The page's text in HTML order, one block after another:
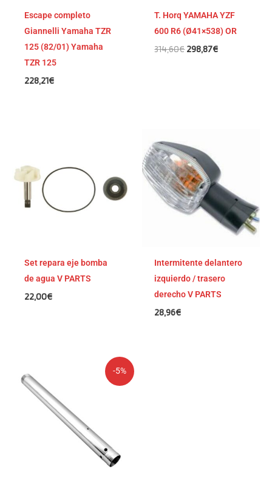
Escape completo
Giannelli Yamaha TZR
125 (82/01) Yamaha
TZR 125
228,21€
T. Horq YAMAHA YZF
600 R6 (Ø41×538) OR
314,60€298,87€
Set repara eje bomba
de agua V PARTS
22,00€
Intermitente delantero
izquierdo / trasero
derecho V PARTS
28,96€
-5%
era:
211,75€.
precio